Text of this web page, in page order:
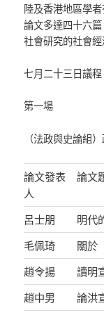
陸及香港地區學
論文多達四十六
社會研究的社會
七月二十三日議程
第一場
（法政與史論組
論文發表
人
論文
呂士朋 明代
毛佩琦
關於
趙令揚
讀明
趙中男
論洪